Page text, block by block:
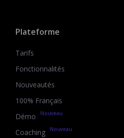
Plateforme
Tarifs
Fonctionnalités
Nouveautés
100% Français
Démo
Nouveau
Coaching Nouveau